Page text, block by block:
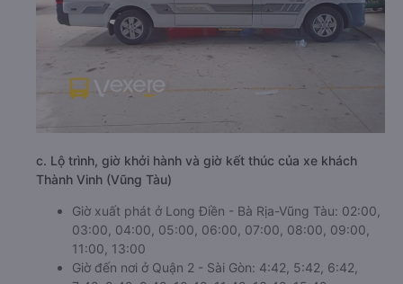
c. Lộ trình, giờ khởi hành và giờ kết thúc của xe khách
Thành Vinh (Vũng Tàu)
Giờ xuất phát ở Long Điền - Bà Rịa-Vũng Tàu: 02:00,
03:00, 04:00, 05:00, 06:00, 07:00, 08:00, 09:00,
11:00, 13:00
Giờ đến nơi ở Quận 2 - Sài Gòn: 4:42, 5:42, 6:42,